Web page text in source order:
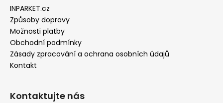
INPARKET.cz
Způsoby dopravy
Možnosti platby
Obchodní podmínky
Zásady zpracování a ochrana osobních údajů
Kontakt
Kontaktujte nás